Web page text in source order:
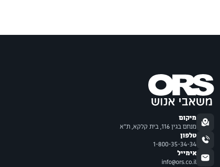
מיקום
מנחם בגין 116, בית קלקא, ת"א
טלפון
1-800-35-34-34
אימייל
info@ors.co.il